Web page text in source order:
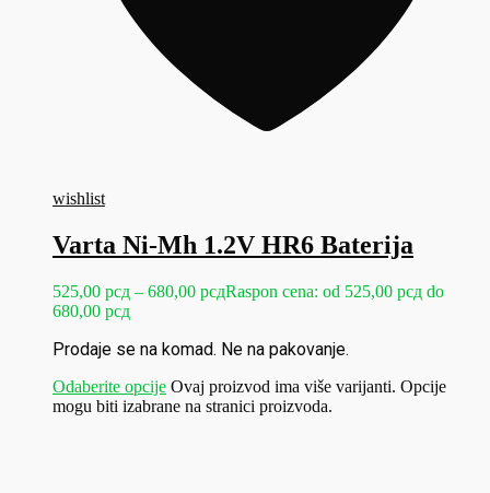
wishlist
Varta Ni-Mh 1.2V HR6 Baterija
525,00 рсд – 680,00 рсдRaspon cena: od 525,00 рсд do
680,00 рсд
Prodaje se na komad. Ne na pakovanje.
Odaberite opcije Ovaj proizvod ima više varijanti. Opcije
mogu biti izabrane na stranici proizvoda.